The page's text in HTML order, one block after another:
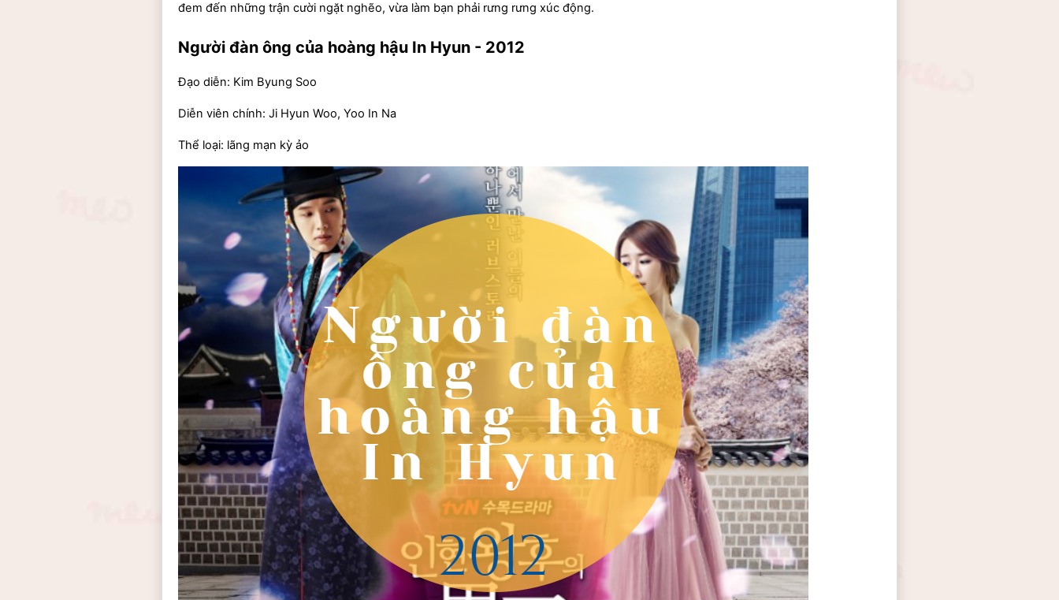
đem đến những trận cười ngặt nghẽo, vừa làm bạn phải rưng rưng xúc động.
Người đàn ông của hoàng hậu In Hyun - 2012
Đạo diễn: Kim Byung Soo
Diễn viên chính: Ji Hyun Woo, Yoo In Na
Thể loại: lãng mạn kỳ ảo